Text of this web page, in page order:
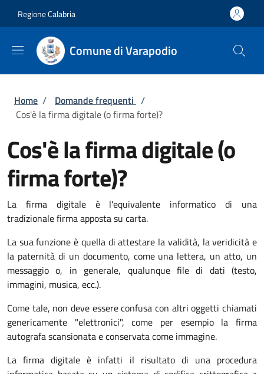
Regione Calabria
Comune di Varapodio
Briciole di pane
Home / Domande frequenti /
Cos'è la firma digitale (o firma forte)?
Cos'è la firma digitale (o
firma forte)?
La firma digitale è l'equivalente informatico di una
tradizionale firma apposta su carta.
La sua funzione è quella di attestare la validità, la veridicità e
la paternità di un documento, come una lettera, un atto, un
messaggio o, in generale, qualunque file di dati (testo,
immagini, musica, ecc.).
Come tale, non deve essere confusa con altri oggetti chiamati
genericamente "elettronici", come per esempio la firma
autografa scansionata e conservata come immagine.
La firma digitale è infatti il risultato di una procedura